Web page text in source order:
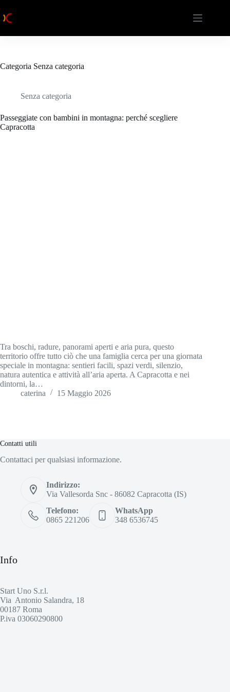
al
contenuto
Categoria Senza categoria
Senza categoria
Passeggiate con bambini in montagna: perché scegliere
Capracotta
Tra boschi, radure, panorami aperti e aria pura, questo
territorio offre tutto ciò che una famiglia cerca per una giornata
speciale in montagna: sentieri facili, spazi verdi, silenzio,
natura autentica e attività all’aria aperta. A Capracotta e nei
dintorni, la…
caterina
15 Maggio 2026
Contatti utili
Contattaci per qualsiasi informazione.
Indirizzo:
Via Vallesorda Snc - 86082 Capracotta (IS)
Telefono:
0865 221206
WhatsApp
348 6536745
Info
Start Uno S.r.l.
Via Antonio Salandra, 18
00187 Roma
P.iva 03060290800